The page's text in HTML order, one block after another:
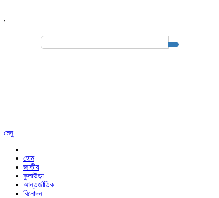
,
Search
মেনু
হোম
জাতীয়
কুলাউড়া
আন্তর্জাতিক
বিনোদন